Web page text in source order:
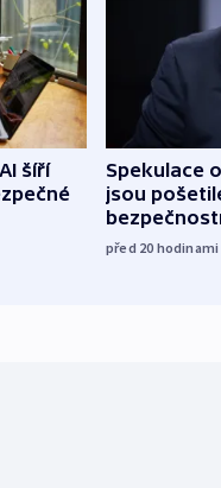
šíří
Spekulace
jsou
před 20 hodinami